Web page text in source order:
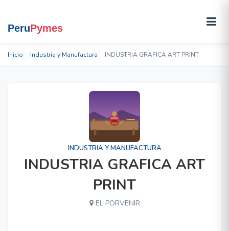
Inicio Industria y Manufactura INDUSTRIA GRAFICA ART PRINT
INDUSTRIA Y MANUFACTURA
INDUSTRIA GRAFICA ART
PRINT
EL PORVENIR